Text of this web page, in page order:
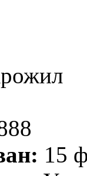
15